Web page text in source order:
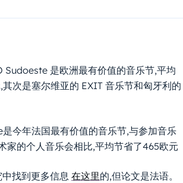
Sudoeste 是欧洲最有价值的音乐节,平均
次是塞尔维亚的 EXIT 音乐节和匈牙利的
今年法国最有价值的音乐节,与参加音乐
家的个人音乐会相比,平均节省了465欧元
找到更多信息 在这里的,但论文是法语。